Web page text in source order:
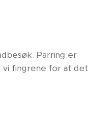
Parring er
vi fingrene for at det